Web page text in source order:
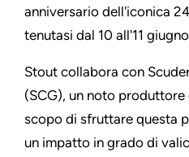
anniversario dell'iconica
tenutasi dal 10 all'11
Stout collabora con
(SCG), un noto
scopo di sfruttare questa
un impatto in grado di